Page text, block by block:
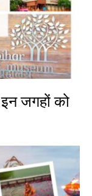
जगहों को